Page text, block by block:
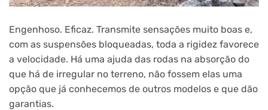
Engenhoso. Eficaz. Transmite sensações muito boas e,
com as suspensões bloqueadas, toda a rigidez favorece
a velocidade. Há uma ajuda das rodas na absorção do
que há de irregular no terreno, não fossem elas uma
opção que já conhecemos de outros modelos e que dão
garantias.